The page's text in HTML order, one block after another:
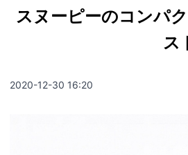
スヌーピーのコンパ
ス
2020-12-30 16:20